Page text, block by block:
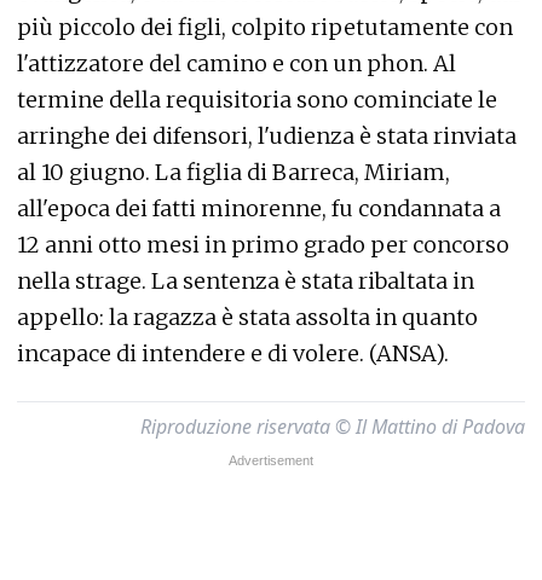
più piccolo dei figli, colpito ripetutamente con
l'attizzatore del camino e con un phon. Al
termine della requisitoria sono cominciate le
arringhe dei difensori, l'udienza è stata rinviata
al 10 giugno. La figlia di Barreca, Miriam,
all'epoca dei fatti minorenne, fu condannata a
12 anni otto mesi in primo grado per concorso
nella strage. La sentenza è stata ribaltata in
appello: la ragazza è stata assolta in quanto
incapace di intendere e di volere. (ANSA).
Riproduzione riservata © Il Mattino di Padova